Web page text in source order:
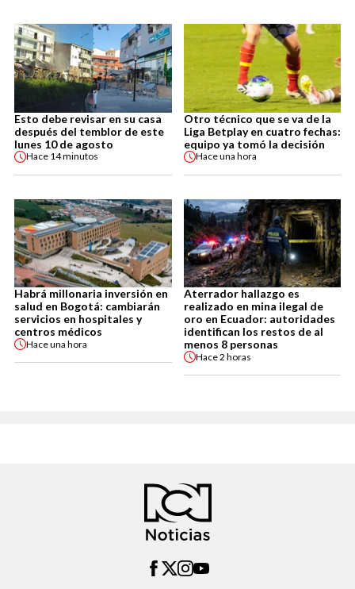
Esto debe revisar en su casa
después del temblor de este
lunes 10 de agosto
Hace 14 minutos
Otro técnico que se va de la
Liga Betplay en cuatro fechas:
equipo ya tomó la decisión
Haceuna hora
Habrá millonaria inversión en
salud en Bogotá: cambiarán
servicios en hospitales y
centros médicos
Haceuna hora
Aterrador hallazgo es
realizado en mina ilegal de
oro en Ecuador: autoridades
identifican los restos de al
menos 8 personas
Hace2 horas